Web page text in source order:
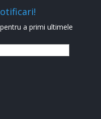
a primi ultimele